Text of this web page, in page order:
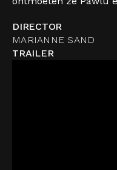
DIRECTOR
MARIANNE SAND
TRAILER